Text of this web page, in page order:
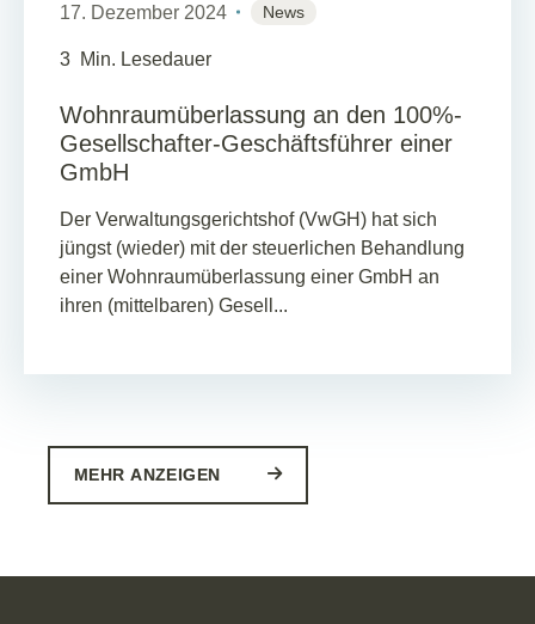
17. Dezember 2024 News
3 Min. Lesedauer
Wohnraumüberlassung an den 100%-
Gesellschafter-Geschäftsführer einer
GmbH
Der Verwaltungsgerichtshof (VwGH) hat sich
jüngst (wieder) mit der steuerlichen Behandlung
einer Wohnraumüberlassung einer GmbH an
ihren (mittelbaren) Gesell...
MEHR ANZEIGEN